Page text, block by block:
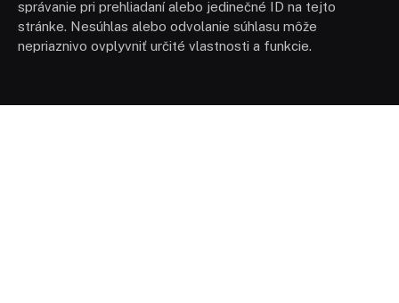
správanie pri prehliadaní alebo jedinečné ID na tejto
stránke. Nesúhlas alebo odvolanie súhlasu môže
nepriaznivo ovplyvniť určité vlastnosti a funkcie.